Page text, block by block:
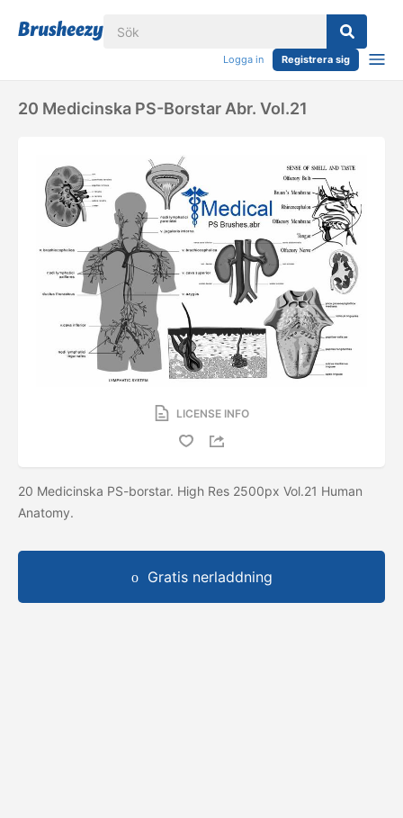
Logga in Registrera sig
20 Medicinska PS-Borstar Abr. Vol.21
LICENSE INFO
20 Medicinska PS-borstar. High Res 2500px Vol.21 Human
Anatomy.
Gratis nerladdning